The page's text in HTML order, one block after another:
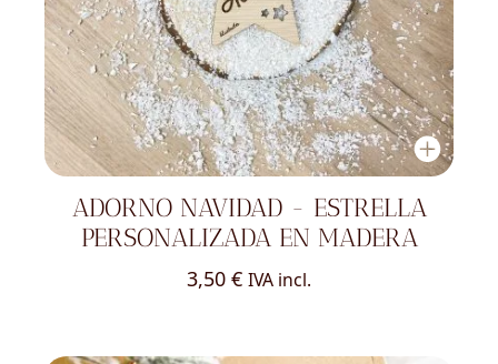
ADORNO NAVIDAD - ESTRELLA
PERSONALIZADA EN MADERA
3,50 € IVA incl.